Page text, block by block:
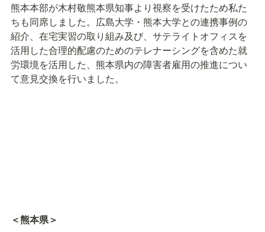
熊本本部が木村敬熊本県知事より視察を受けたため私た
ちも同席しました。広島大学・熊本大学との連携事例の
紹介、在宅実習の取り組み及び、サテライトオフィスを
活用した合理的配慮のためのテレナーシングを含めた就
労環境を活用した、熊本県内の障害者雇用の推進につい
て意見交換を行いました。
＜熊本県＞